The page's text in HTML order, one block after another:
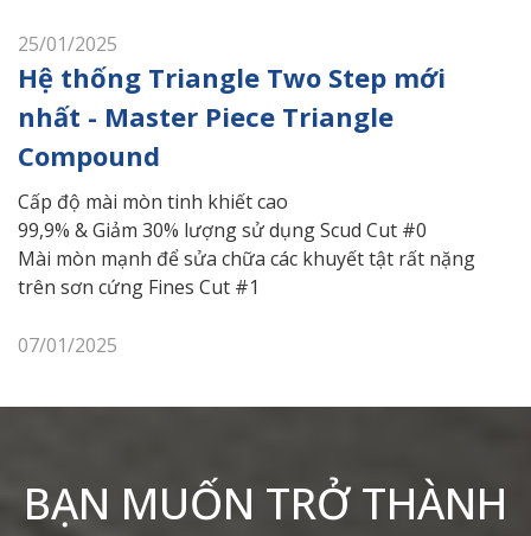
25/01/2025
Hệ thống Triangle Two Step mới
nhất - Master Piece Triangle
Compound
Cấp độ mài mòn tinh khiết cao
99,9% & Giảm 30% lượng sử dụng Scud Cut #0
Mài mòn mạnh để sửa chữa các khuyết tật rất nặng
trên sơn cứng Fines Cut #1
07/01/2025
BẠN MUỐN TRỞ THÀNH